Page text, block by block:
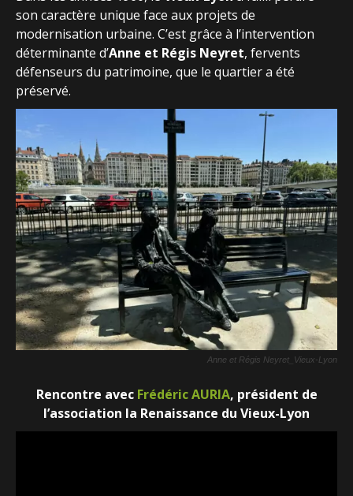
son caractère unique face aux projets de
modernisation urbaine. C’est grâce à l’intervention
déterminante d’Anne et Régis Neyret, fervents
défenseurs du patrimoine, que le quartier a été
préservé.
Anne et Régis Neyret_Vieux-Lyon
Rencontre avecFrédéric AURIA, président de
l’association la Renais­sance du Vieux-Lyon